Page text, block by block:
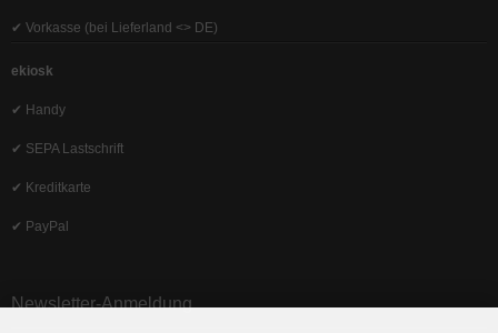
✔ Vorkasse (bei Lieferland <> DE)
ekiosk
✔ Handy
✔ SEPA Lastschrift
✔ Kreditkarte
✔ PayPal
Newsletter-Anmeldung